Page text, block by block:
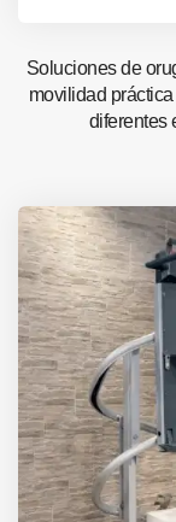
Soluciones de
movilidad
diferentes